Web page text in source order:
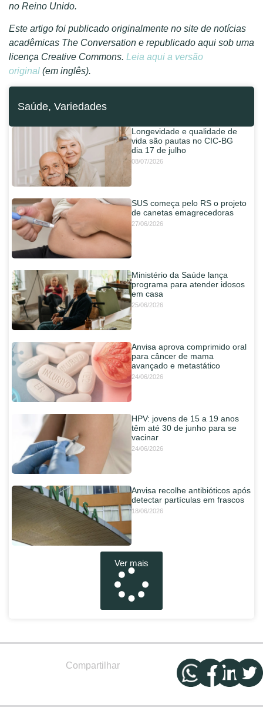
no Reino Unido.
Este artigo foi publicado originalmente no site de notícias
acadêmicas The Conversation e republicado aqui sob uma
licença Creative Commons. Leia aqui a versão
original (em inglês).
Saúde, Variedades
Longevidade e qualidade de
vida são pautas no CIC-BG
dia 17 de julho
08/07/2026
SUS começa pelo RS o projeto
de canetas emagrecedoras
27/06/2026
Ministério da Saúde lança
programa para atender idosos
em casa
25/06/2026
Anvisa aprova comprimido oral
para câncer de mama
avançado e metastático
24/06/2026
HPV: jovens de 15 a 19 anos
têm até 30 de junho para se
vacinar
24/06/2026
Anvisa recolhe antibióticos após
detectar partículas em frascos
18/06/2026
Ver mais
Compartilhar